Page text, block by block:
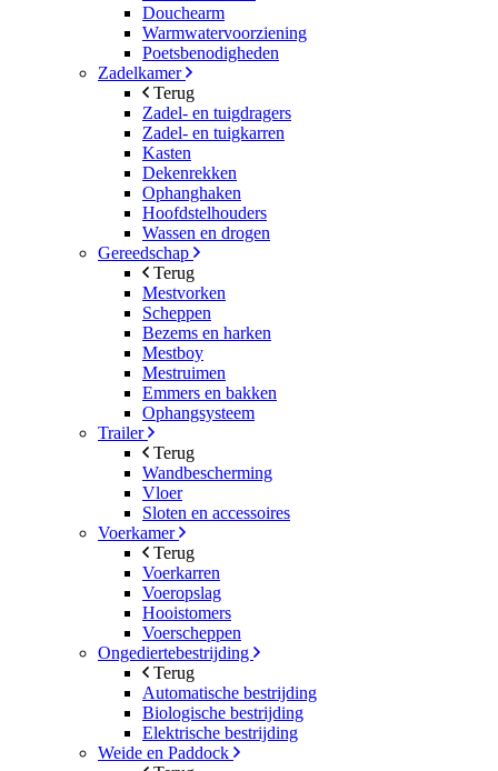
Douchearm
Warmwatervoorziening
Poetsbenodigheden
Zadelkamer
Terug
Zadel- en tuigdragers
Zadel- en tuigkarren
Kasten
Dekenrekken
Ophanghaken
Hoofdstelhouders
Wassen en drogen
Gereedschap
Terug
Mestvorken
Scheppen
Bezems en harken
Mestboy
Mestruimen
Emmers en bakken
Ophangsysteem
Trailer
Terug
Wandbescherming
Vloer
Sloten en accessoires
Voerkamer
Terug
Voerkarren
Voeropslag
Hooistomers
Voerscheppen
Ongediertebestrijding
Terug
Automatische bestrijding
Biologische bestrijding
Elektrische bestrijding
Weide en Paddock